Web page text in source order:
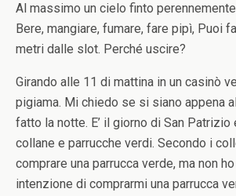
Al massimo un cielo finto
Bere, mangiare, fumare, fare pipì, Puoi
metri dalle slot. Perché uscire?
Girando alle 11 di mattina in un casinò
pigiama. Mi chiedo se si siano appena
fatto la notte. E’ il giorno di San Patrizio
collane e parrucche verdi. Secondo i
comprare una parrucca verde, ma non
intenzione di comprarmi una parrucca